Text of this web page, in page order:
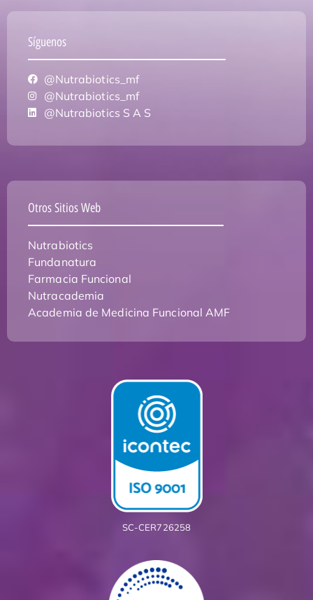
Síguenos
@Nutrabiotics_mf
@Nutrabiotics_mf
@Nutrabiotics S A S
Otros Sitios Web
Nutrabiotics
Fundanatura
Farmacia Funcional
Nutracademia
Academia de Medicina Funcional AMF
SC-CER726258